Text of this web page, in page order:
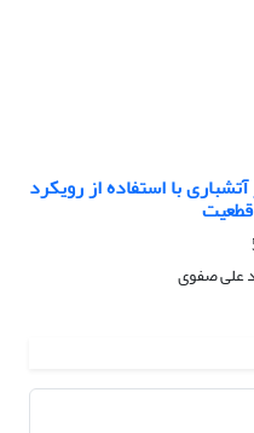
با استفاده از رویکرد
علی صفوی